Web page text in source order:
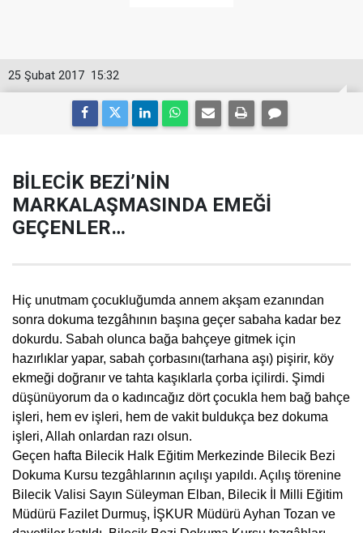
15:32
25 Şubat 2017
BİLECİK BEZİ’NİN
MARKALAŞMASINDA EMEĞİ
GEÇENLER…
Hiç unutmam çocukluğumda annem akşam ezanından
sonra dokuma tezgâhının başına geçer sabaha kadar bez
dokurdu. Sabah olunca bağa bahçeye gitmek için
hazırlıklar yapar, sabah çorbasını(tarhana aşı) pişirir, köy
ekmeği doğranır ve tahta kaşıklarla çorba içilirdi. Şimdi
düşünüyorum da o kadıncağız dört çocukla hem bağ bahçe
işleri, hem ev işleri, hem de vakit buldukça bez dokuma
işleri, Allah onlardan razı olsun.
Geçen hafta Bilecik Halk Eğitim Merkezinde Bilecik Bezi
Dokuma Kursu tezgâhlarının açılışı yapıldı. Açılış törenine
Bilecik Valisi Sayın Süleyman Elban, Bilecik İl Milli Eğitim
Müdürü Fazilet Durmuş, İŞKUR Müdürü Ayhan Tozan ve